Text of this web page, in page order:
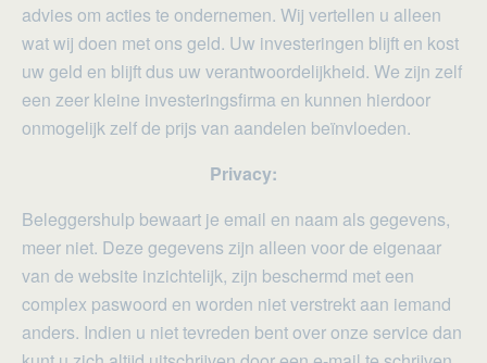
advies om acties te ondernemen. Wij vertellen u alleen
wat wij doen met ons geld. Uw investeringen blijft en kost
uw geld en blijft dus uw verantwoordelijkheid. We zijn zelf
een zeer kleine investeringsfirma en kunnen hierdoor
onmogelijk zelf de prijs van aandelen beïnvloeden.
Privacy:
Beleggershulp bewaart je email en naam als gegevens,
meer niet. Deze gegevens zijn alleen voor de eigenaar
van de website inzichtelijk, zijn beschermd met een
complex paswoord en worden niet verstrekt aan iemand
anders. Indien u niet tevreden bent over onze service dan